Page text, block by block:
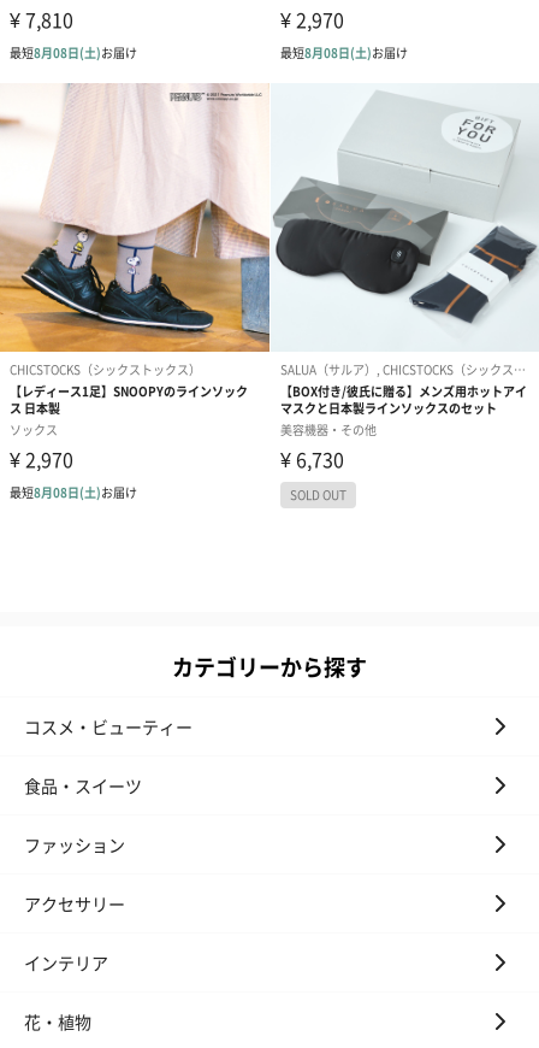
カテゴリーから探す
コスメ・ビューティー
食品・スイーツ
ファッション
アクセサリー
インテリア
花・植物